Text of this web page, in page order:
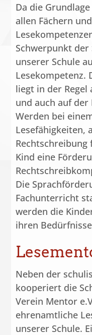
Da die
allen Fächern
Schwerpunkt
unserer Schule
Lesekompetenz.
liegt in der Regel
und auch auf der
Werden bei
Lesefähigkeiten,
Kind eine
Die
Fachunterricht
werden die
ihren
Neben der
kooperiert die
Verein Mentor
ehrenamtliche
unserer Schule.